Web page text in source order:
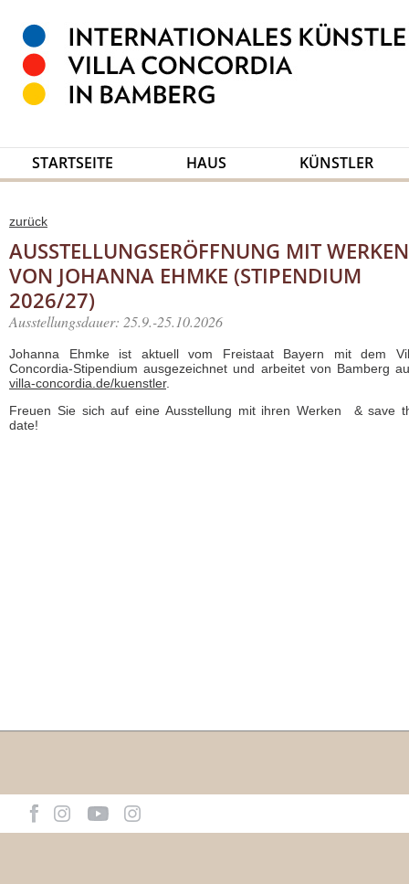
STARTSEITE HAUS KÜNSTLER
zurück
AUSSTELLUNGSERÖFFNUNG MIT WERKEN
VON JOHANNA EHMKE (STIPENDIUM
2026/27)
Ausstellungsdauer: 25.9.-25.10.2026
Johanna Ehmke ist aktuell vom Freistaat Bayern mit dem
Concordia-Stipendium ausgezeichnet und arbeitet von Bamberg
villa-concordia.de/kuenstler.
Freuen Sie sich auf eine Ausstellung mit ihren Werken & save
date!